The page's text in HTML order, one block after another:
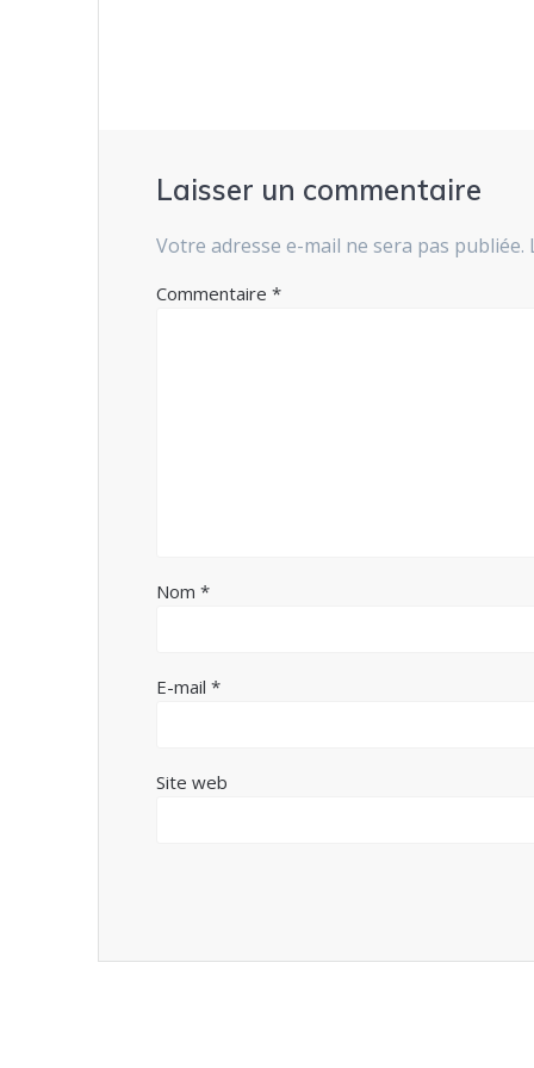
Laisser un commentaire
Votre adresse e-mail ne sera pas publiée.
Commentaire*
Nom*
E-mail*
Site web